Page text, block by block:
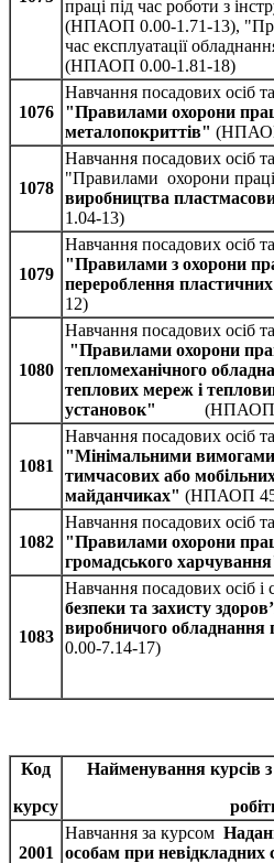
праці під час роботи з
(НПАОП 0.00-1.71-13),
час експлуатації
(НПАОП 0.00-1.81-18)
1076
Навчання посадових осіб та
"Правилами охорони
металопокриттів"
1078
Навчання посадових осіб та
"Правилами охорони
виробництва
1.04-13)
1079
Навчання посадових осіб та
"Правилами з охорони
перероблення
12)
1080
Навчання посадових осіб та
"Правилами охорони
тепломеханічного
теплових мереж і
установок" (НПАОП
1081
Навчання посадових осіб та
"Мінімальними вимогами
тимчасових або
майданчиках" (НПАОП
1082
Навчання посадових осіб та
"Правилами охорони
громадського
1083
Навчання посадових осіб і
безпеки та захисту
виробничого обладнання
0.00-7.14-17)
Код
курсу
Найменування курсів
2001
Навчання за курсом
особам при невідкладних